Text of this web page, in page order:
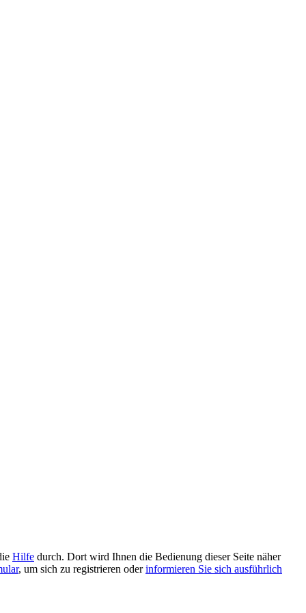
Hilfe durch. Dort wird Ihnen die Bedienung dieser Seite näher
, um sich zu registrieren oderinformieren Sie sich ausführlich